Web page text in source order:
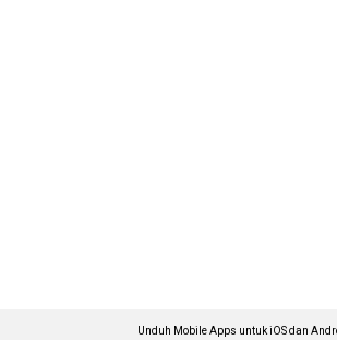
Unduh Mobile Apps untuk iOS dan